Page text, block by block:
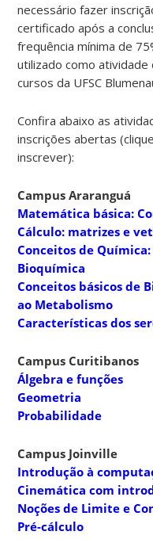
necessário fazer
certificado após a
frequência mínima de
utilizado como
cursos da UFSC
Confira abaixo as
inscrições abertas
inscrever):
Campus Araranguá
Matemática básica:
Cálculo: matrizes e
Conceitos de
Bioquímica
Conceitos básicos de
ao Metabolismo
Características dos
Campus Curitibanos
Álgebra e funções
Geometria
Probabilidade
Campus Joinville
Introdução à
Cinemática com
Noções de Limite e
Pré-cálculo